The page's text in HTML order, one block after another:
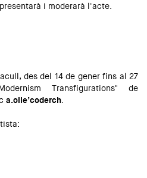
i moderarà l'acte.
des del 14 de gener fins al 27
Transfigurations" de
a.olle’coderch.